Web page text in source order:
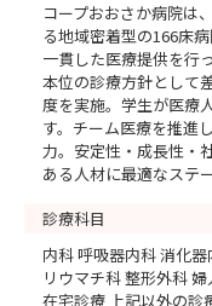
コープおおさか病院は
る地域密着型の166床
一貫した医療提供を行
本位の診療方針として
度を実施。学生が医療
す。チーム医療を推進
力。安定性・成長性・
ある人材に最適なステー
診療科目
内科 呼吸器内科 消化
リウマチ科 整形外科
在宅診療 上記以外の診